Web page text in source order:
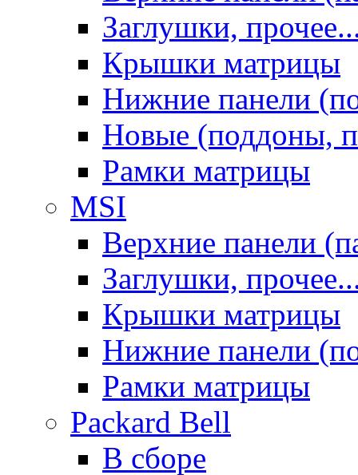
Заглушки,
Крышки матрицы
Нижние панели
Новые (поддоны,
Рамки матрицы
MSI
Верхние панели
Заглушки,
Крышки матрицы
Нижние панели
Рамки матрицы
Packard Bell
В сборе